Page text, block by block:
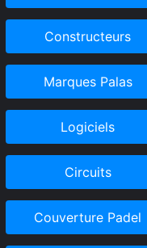
Constructeurs
Marques Palas
Logiciels
Circuits
Couverture Padel